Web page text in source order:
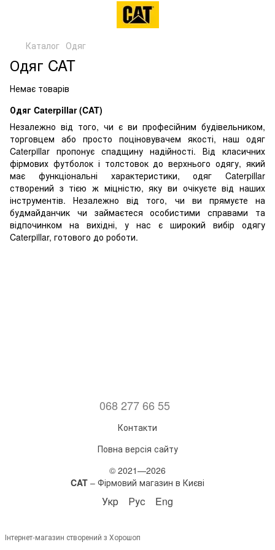
Каталог Одяг
Одяг CAT
Немає товарів
Одяг Caterpillar (CAT)
Незалежно від того, чи є ви професійним будівельником,
торговцем або просто поціновувачем якості, наш одяг
Caterpillar пропонує спадщину надійності. Від класичних
фірмових футболок і толстовок до верхнього одягу, який
має функціональні характеристики, одяг Caterpillar
створений з тією ж міцністю, яку ви очікуєте від наших
інструментів. Незалежно від того, чи ви прямуєте на
будмайданчик чи займаєтеся особистими справами та
відпочинком на вихідні, у нас є широкий вибір одягу
Caterpillar, готового до роботи.
068 277 66 55
Контакти
Повна версія сайту
© 2021—2026
CAT – Фірмовий магазин в Києві
Укр Рус Eng
Інтернет-магазин створений з Хорошоп